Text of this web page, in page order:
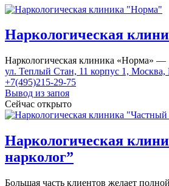
Наркологическая
Наркологическая клиника «Норма» —
ул. Теплый Стан, 11 корпус 1, Москва,
+7(495)215-29-75
Вывод из запоя
Сейчас открыто
Наркологическая
нарколог”
Большая часть клиентов желает полной